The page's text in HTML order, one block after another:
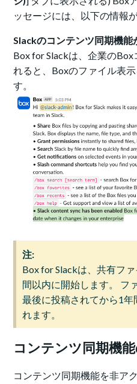
ッセージには、以下の情報
Slackのコンテンツ同期機能
Box for Slackは、企業の
れると、Boxのファイル表
す。
注:
Box for Slackは、共有フ
間以内に開始します。 フ
最後に投稿されてから1年
れます。
コンテンツ同期機
コンテンツ同期機能を非ア